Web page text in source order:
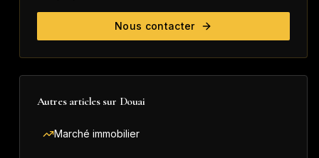
Nous contacter
Autres articles sur Douai
Marché immobilier